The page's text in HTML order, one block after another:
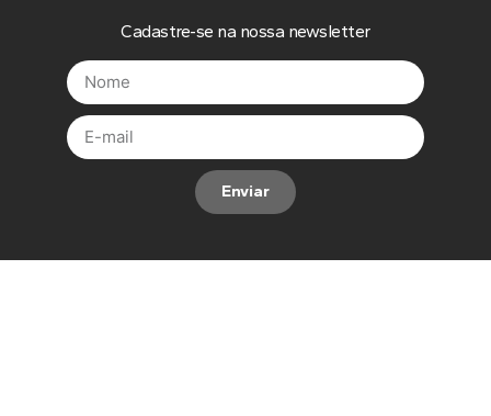
Cadastre-se na nossa newsletter
Enviar